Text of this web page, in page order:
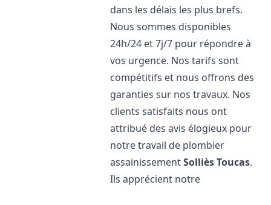
dans les délais les plus brefs.
Nous sommes disponibles
24h/24 et 7j/7 pour répondre à
vos urgence. Nos tarifs sont
compétitifs et nous offrons des
garanties sur nos travaux. Nos
clients satisfaits nous ont
attribué des avis élogieux pour
notre travail de plombier
assainissementSolliès Toucas.
Ils apprécient notre